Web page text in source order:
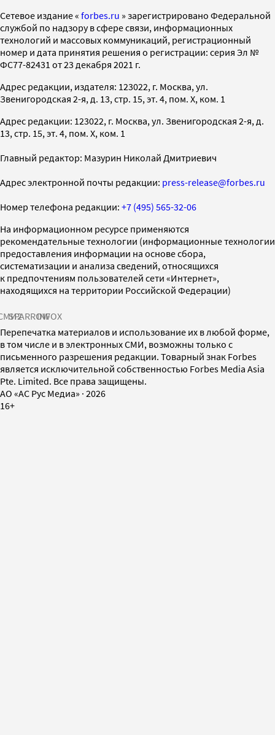
Cетевое издание « forbes.ru » зарегистрировано Федеральной
службой по надзору в сфере связи, информационных
технологий и массовых коммуникаций, регистрационный
номер и дата принятия решения о регистрации: серия Эл №
ФС77-82431 от 23 декабря 2021 г.
Адрес редакции, издателя: 123022, г. Москва, ул.
Звенигородская 2-я, д. 13, стр. 15, эт. 4, пом. X, ком. 1
Адрес редакции: 123022, г. Москва, ул. Звенигородская 2-я, д.
13, стр. 15, эт. 4, пом. X, ком. 1
Главный редактор: Мазурин Николай Дмитриевич
Адрес электронной почты редакции: press-release@forbes.ru
Номер телефона редакции: +7 (495) 565-32-06
На информационном ресурсе применяются
рекомендательные технологии (информационные технологии
предоставления информации на основе сбора,
систематизации и анализа сведений, относящихся
к предпочтениям пользователей сети «Интернет»,
находящихся на территории Российской Федерации)
SPARROWINFOX
Перепечатка материалов и использование их в любой форме,
в том числе и в электронных СМИ, возможны только с
письменного разрешения редакции. Товарный знак Forbes
является исключительной собственностью Forbes Media Asia
Pte. Limited. Все права защищены.
AO «АС Рус Медиа» · 2026
16+